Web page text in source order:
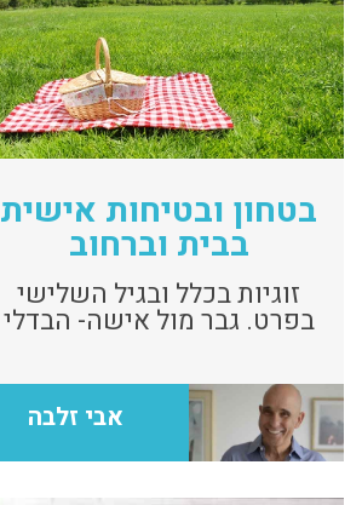
בטחון ובטיחות אישית
בבית וברחוב
זוגיות בכלל ובגיל השלישי
בפרט. גבר מול אישה- הבדלי
אבי זלבה